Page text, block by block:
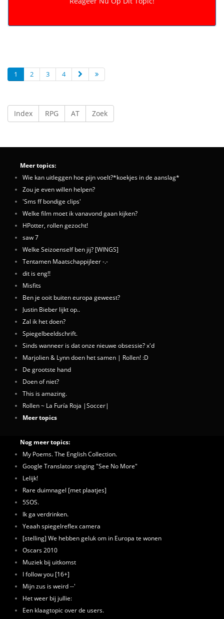
1 2 3 4
Index RPG AT Zoek
Meer topics:
Wie kan uitleggen hoe pijn voelt?*koekjes in de aanslag*
Zou je even willen helpen?
'Sms ff bondige clips'
Welke film moet ik vanavond gaan kijken?
HPotter, rollen gezocht!
saw 7
Welke Seizoenself ben jij? [WINGS]
Tentamen Maatschappijleer -.-
dit is eng!!
Misfits
Ben je ooit buiten europa geweest?
Justin Bieber lijkt op..
Zal ik het doen?
Spiegelbeeldschrift.
Sinds wanneer is dat onze nieuwe obsessie? x'd
Marjolien & Lynn doen het samen | Rollen! :D
De grootste hand
Doen of niet?
This is amazing.
Rollen ~ La Furía Roja |Soccer|
Meer topics
Nog meer topics:
My Poems. The English Collection.
Google Translator singing "See No More"
Lelijk!
Rare duimnagel [met plaatjes]
5SOS.
Ik ga verdrinken.
Yeaah spiegelreflex camera
[stelling] We hebben geluk om in Europa te wonen
Oscars 2010
Muziek bij uitkomst
I follow you [16+]
Mijn zus is weird --'
Het weer bij jullie:
Een klaagtopic over de users.